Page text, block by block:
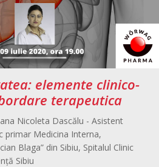
elemente clinico-
terapeutica
Nicoleta Dascălu - Asistent
primar Medicina Interna,
Blaga” din Sibiu, Spitalul Clinic
Sibiu